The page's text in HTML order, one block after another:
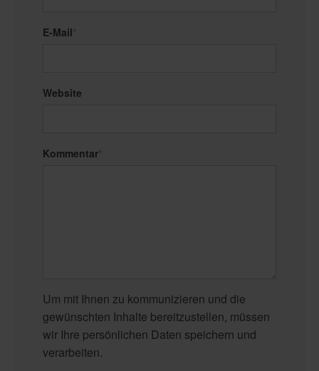
E-Mail*
Website
Kommentar*
Um mit Ihnen zu kommunizieren und die
gewünschten Inhalte bereitzustellen, müssen
wir Ihre persönlichen Daten speichern und
verarbeiten.